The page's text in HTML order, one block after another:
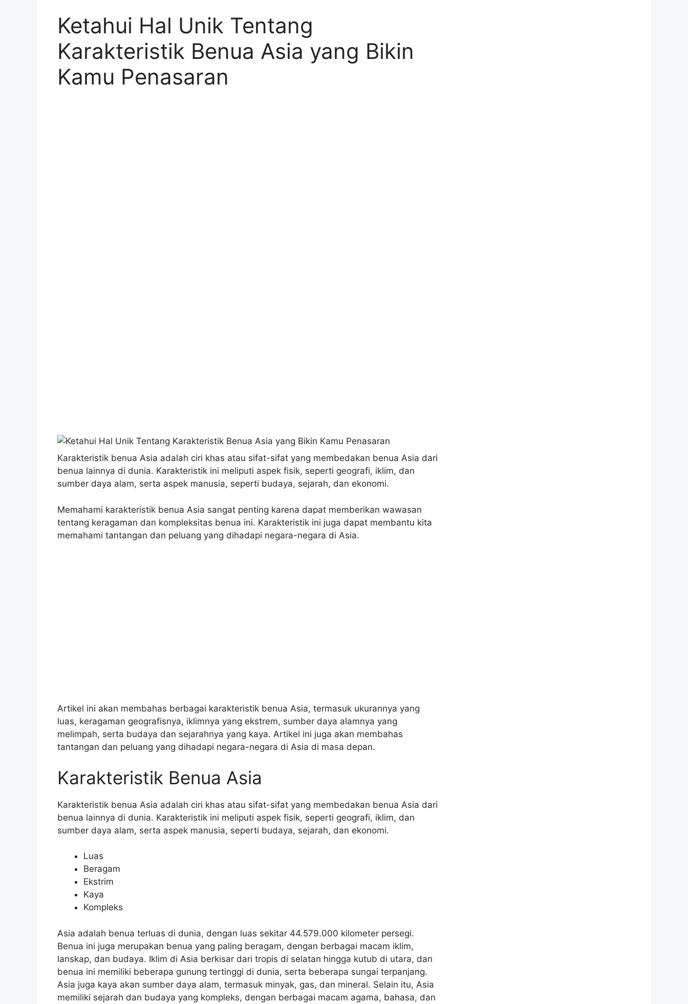
Ketahui Hal Unik Tentang
Karakteristik Benua Asia yang Bikin
Kamu Penasaran
Karakteristik benua Asia adalah ciri khas atau sifat-sifat yang membedakan benua Asia dari
benua lainnya di dunia. Karakteristik ini meliputi aspek fisik, seperti geografi, iklim, dan
sumber daya alam, serta aspek manusia, seperti budaya, sejarah, dan ekonomi.
Memahami karakteristik benua Asia sangat penting karena dapat memberikan wawasan
tentang keragaman dan kompleksitas benua ini. Karakteristik ini juga dapat membantu kita
memahami tantangan dan peluang yang dihadapi negara-negara di Asia.
Artikel ini akan membahas berbagai karakteristik benua Asia, termasuk ukurannya yang
luas, keragaman geografisnya, iklimnya yang ekstrem, sumber daya alamnya yang
melimpah, serta budaya dan sejarahnya yang kaya. Artikel ini juga akan membahas
tantangan dan peluang yang dihadapi negara-negara di Asia di masa depan.
Karakteristik Benua Asia
Karakteristik benua Asia adalah ciri khas atau sifat-sifat yang membedakan benua Asia dari
benua lainnya di dunia. Karakteristik ini meliputi aspek fisik, seperti geografi, iklim, dan
sumber daya alam, serta aspek manusia, seperti budaya, sejarah, dan ekonomi.
Luas
Beragam
Ekstrim
Kaya
Kompleks
Asia adalah benua terluas di dunia, dengan luas sekitar 44.579.000 kilometer persegi.
Benua ini juga merupakan benua yang paling beragam, dengan berbagai macam iklim,
lanskap, dan budaya. Iklim di Asia berkisar dari tropis di selatan hingga kutub di utara, dan
benua ini memiliki beberapa gunung tertinggi di dunia, serta beberapa sungai terpanjang.
Asia juga kaya akan sumber daya alam, termasuk minyak, gas, dan mineral. Selain itu, Asia
memiliki sejarah dan budaya yang kompleks, dengan berbagai macam agama, bahasa, dan